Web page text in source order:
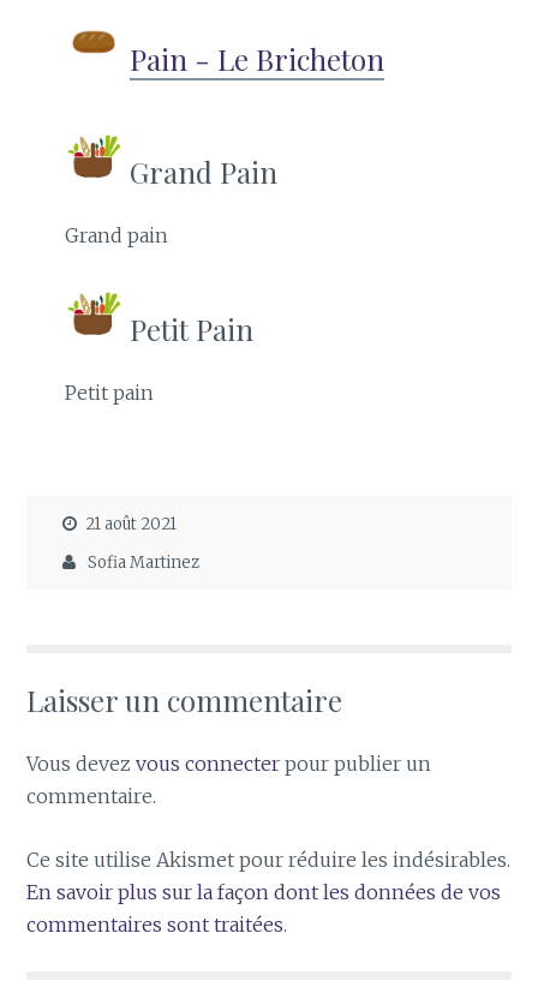
Pain - Le Bricheton
Grand Pain
Grand pain
Petit Pain
Petit pain
21 août 2021
Sofia Martinez
Laisser un commentaire
Vous devezvous connecter pour publier un
commentaire.
Ce site utilise Akismet pour réduire les indésirables.
En savoir plus sur la façon dont les données de vos
commentaires sont traitées.